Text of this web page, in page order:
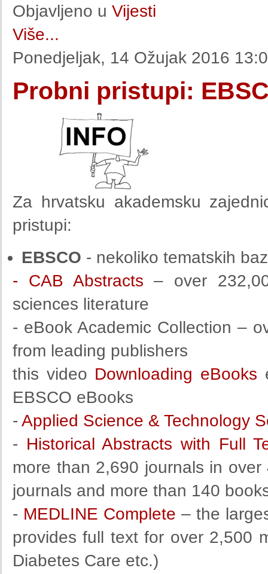
Objavljeno u Vijesti
Više...
Ponedjeljak, 14 Ožujak 2016
Probni pristupi:
Za hrvatsku akademsku
pristupi:
EBSCO - nekoliko tematskih
- CAB Abstracts – over
sciences literature
- eBook Academic Collection –
from leading publishers
this video Downloading eBooks
EBSCO eBooks
- Applied Science & Technology
- Historical Abstracts with Full
more than 2,690 journals in
journals and more than 140
- MEDLINE Complete – the
provides full text for over 2,500
Diabetes Care etc.)